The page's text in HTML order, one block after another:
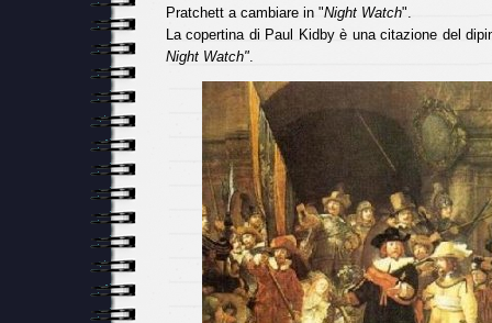
Pratchett a cambiare in "Night Watch".
La copertina di Paul Kidby è una citazione del
Night Watch".